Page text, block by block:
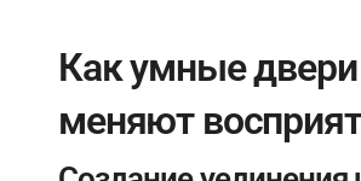
Как умные двери
меняют